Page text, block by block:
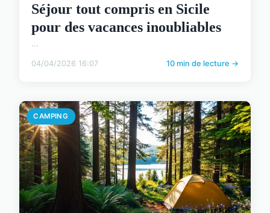
Séjour tout compris en Sicile
pour des vacances inoubliables
...
04/04/2026 16:07 10 min de lecture →
CAMPING